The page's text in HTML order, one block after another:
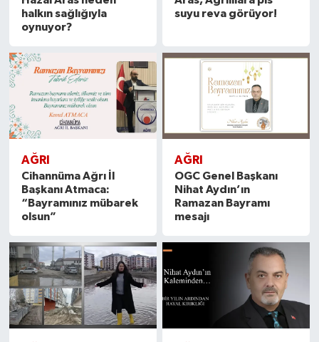
halkın sağlığıyla
oynuyor?
suyu reva görüyor!
AĞRI
Cihannüma Ağrı İl
Başkanı Atmaca:
“Bayramınız mübarek
olsun”
AĞRI
OGC Genel Başkanı
Nihat Aydın’ın
Ramazan Bayramı
mesajı